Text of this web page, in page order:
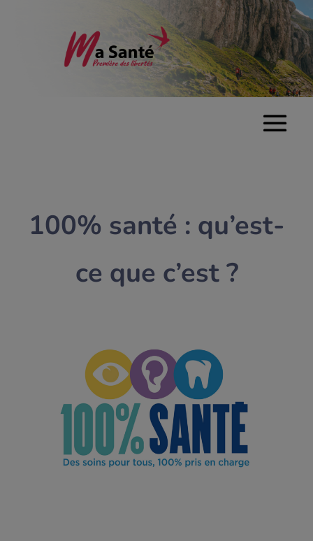
100% santé : qu’est-
ce que c’est ?